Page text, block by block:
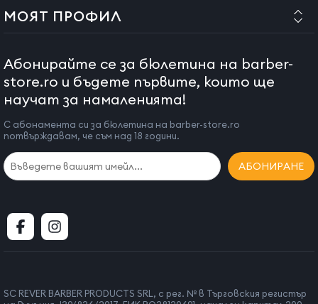
МОЯТ ПРОФИЛ
Абонирайте се за бюлетина на barber-
store.ro и бъдете първите, които ще
научат за намаленията!
С абонамента си за бюлетина на barber-store.ro
потвърждавам, че съм над 18 години.
АБОНИРАНЕ
SC REVER BARBER PRODUCTS SRL, с рег. № в Търговския регистър